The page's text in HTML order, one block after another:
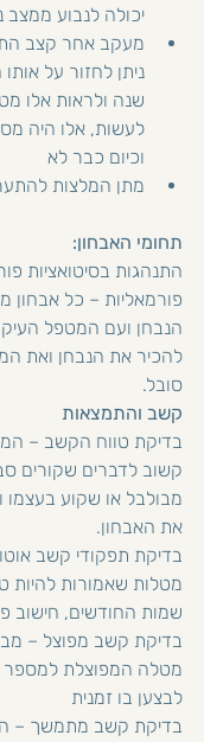
יכולה לנבוע ממצב
מעקב אחר קצב
ניתן לחזור על
שנה ולראות אלו
לעשות, אלו היה
וכיום כבר לא
מתן המלצות
תחומי האבחון:
התנהגות בסיטואציות
פורמאליות – כל אבחון
הנבחן ועם המטפל
להכיר את הנבחן ואת
סובל.
קשב והתמצאות
בדיקת טווח הקשב –
קשוב לדברים שקורים
מבולבל או שקוע בעצמו
את האבחון.
בדיקת תפקודי קשב
מטלות שאמורות להיות
שמות החודשים, חישוב
בדיקת קשב מפוצל –
מטלה המפוצלת למספר
לבצען בו זמנית
בדיקת קשב מתמשך –